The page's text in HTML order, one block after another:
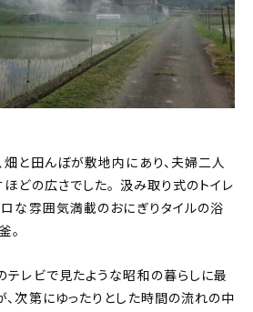
と田んぼが敷地内にあり、夫婦二人
どの広さでした。 汲み取り式のトイレ
な雰囲気満載のおにぎりタイルの浴
。
テレビで見たような昭和の暮らしに最
次第にゆったりとした時間の流れの中